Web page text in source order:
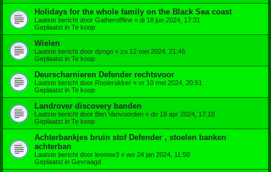
Holidays for the whole family on the Black Sea coast
Laatste bericht door Gatheroffline « di 18 jun 2024, 17:31
Geplaatst in Te koop
Wielen
Laatste bericht door dyngo « zo 12 mei 2024, 21:46
Geplaatst in Te koop
Deurscharnieren Defender rechtsvoor
Laatste bericht door Rooierakker « vr 10 mei 2024, 20:51
Geplaatst in Te koop
Landrover discovery banden
Laatste bericht door Ben Vanvoorden « do 18 apr 2024, 17:10
Geplaatst in Te koop
Achterbankjes bruin stof Defender , stoelen banken
achterban
Laatste bericht door leonow3 « wo 24 jan 2024, 11:50
Geplaatst in Gevraagd